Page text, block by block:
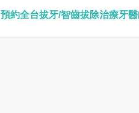
預約全台拔牙/智齒拔除治療牙